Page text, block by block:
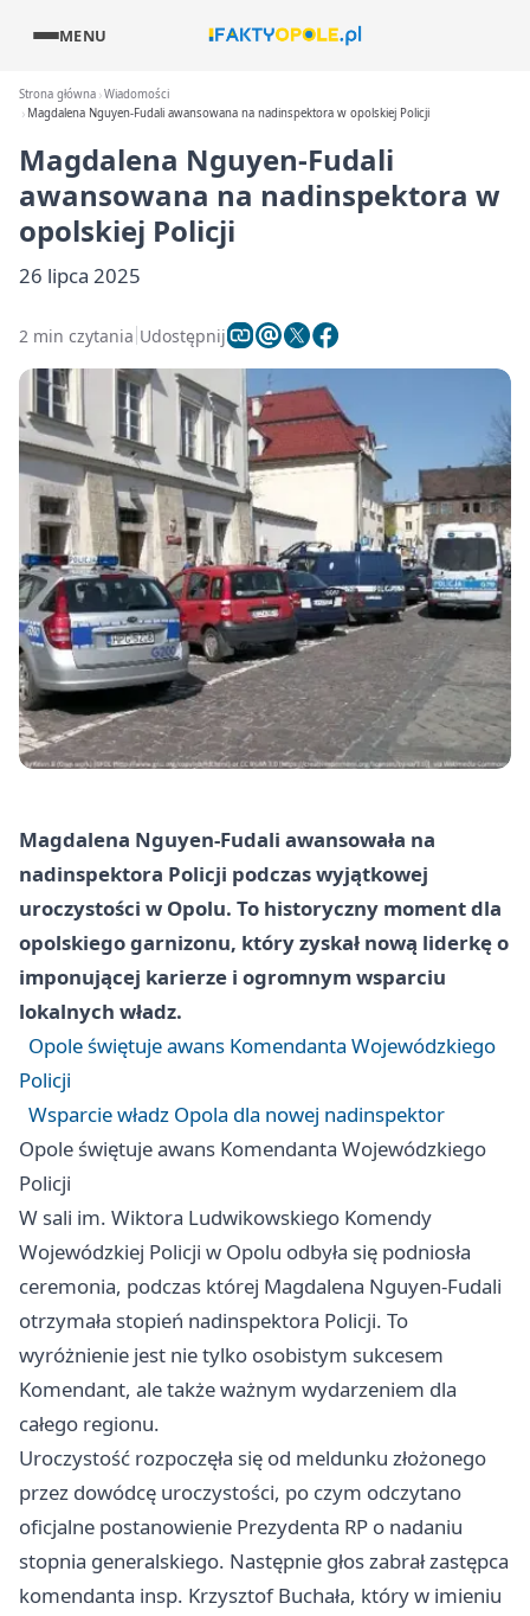
MENU
Strona główna Wiadomości
Magdalena Nguyen-Fudali awansowana na nadinspektora w opolskiej Policji
Magdalena Nguyen-Fudali
awansowana na nadinspektora w
opolskiej Policji
26 lipca 2025
2 min czytania Udostępnij
Magdalena Nguyen-Fudali awansowała na
nadinspektora Policji podczas wyjątkowej
uroczystości w Opolu. To historyczny moment dla
opolskiego garnizonu, który zyskał nową liderkę o
imponującej karierze i ogromnym wsparciu
lokalnych władz.
Opole świętuje awans Komendanta Wojewódzkiego
Policji
Wsparcie władz Opola dla nowej nadinspektor
Opole świętuje awans Komendanta Wojewódzkiego
Policji
W sali im. Wiktora Ludwikowskiego Komendy
Wojewódzkiej Policji w Opolu odbyła się podniosła
ceremonia, podczas której Magdalena Nguyen-Fudali
otrzymała stopień nadinspektora Policji. To
wyróżnienie jest nie tylko osobistym sukcesem
Komendant, ale także ważnym wydarzeniem dla
całego regionu.
Uroczystość rozpoczęła się od meldunku złożonego
przez dowódcę uroczystości, po czym odczytano
oficjalne postanowienie Prezydenta RP o nadaniu
stopnia generalskiego. Następnie głos zabrał zastępca
komendanta insp. Krzysztof Buchała, który w imieniu